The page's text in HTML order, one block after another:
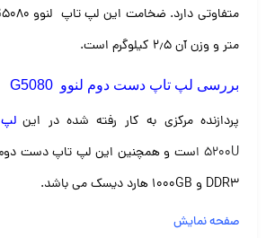
متر و وزن آن ۲٫۵ کیلوگرم است.
بررسی لپ تاپ دست دوم لنوو G5080
پردازنده مرکزی به کار رفته شده در اینلپ
5200U ا
DDR3 و ۱۰۰۰GB هارد دیسک می باشد.
صفحه نمایش